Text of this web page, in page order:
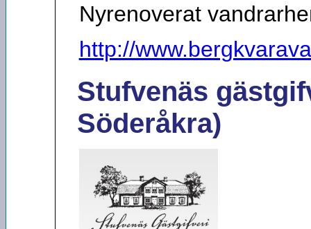
Nyrenoverat
http://
Stufvenäs
Söderåkra)